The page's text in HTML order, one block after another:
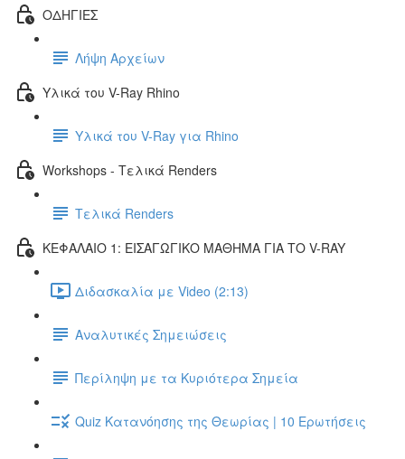
ΟΔΗΓΙΕΣ
Λήψη Αρχείων
Υλικά του V-Ray Rhino
Υλικά του V-Ray για Rhino
Workshops - Τελικά Renders
Τελικά Renders
ΚΕΦΑΛΑΙΟ 1: ΕΙΣΑΓΩΓΙΚΟ ΜΑΘΗΜΑ ΓΙΑ ΤΟ V-RAY
Διδασκαλία με Video (2:13)
Αναλυτικές Σημειώσεις
Περίληψη με τα Κυριότερα Σημεία
Quiz Κατανόησης της Θεωρίας | 10 Ερωτήσεις